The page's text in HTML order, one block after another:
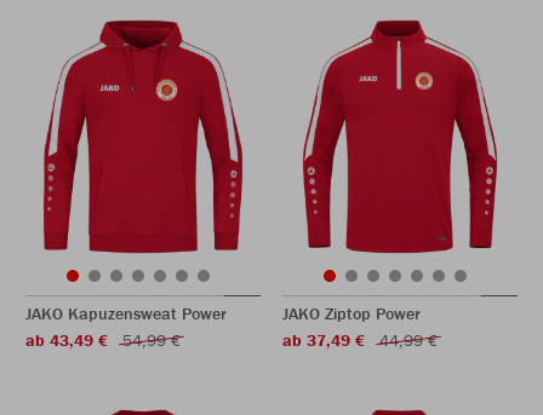
JAKO Kapuzensweat Power
ab 43,49 €
54,99 €
JAKO Ziptop Power
ab 37,49 €
44,99 €